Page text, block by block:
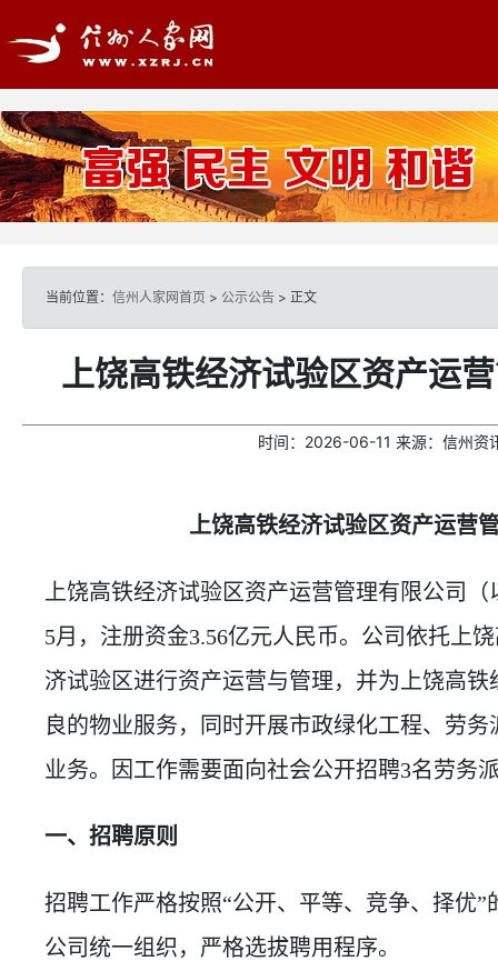
当前位置： 信州人家网首页 > 公示公告 > 正文
上饶高铁经济试验区资产运
时间： 2026-06-11 来源： 信州资
上饶高铁经济试验区资产运营
上饶高铁经济试验区资产运营管理有限公司
5月，注册资金3.56亿元人民币。公司依托上
济试验区进行资产运营与管理，并为上饶高
良的物业服务，同时开展市政绿化工程、劳
业务。因工作需要面向社会公开招聘3名劳务
一、招聘原则
招聘工作严格按照“公开、平等、竞争、择优
公司统一组织，严格选拔聘用程序。